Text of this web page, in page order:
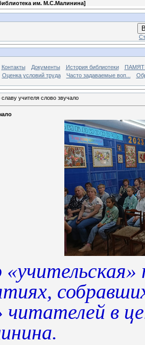
им. М.С.Малинина]
Контакты Документы История библиотеки
Оценка условий труда Часто задаваемые воп...
учителя слово звучало
читателей в